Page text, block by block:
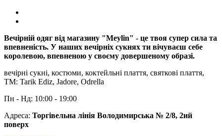
Вечірній одяг від магазину "Meylin" - це твоя супер сила та
впевненість. У наших вечірніх сукнях ти вічуваєш себе
королевою, впевненою у своєму довершеному образі.
вечірні сукні, костюми, коктейльні плаття, святкові плаття,
ТМ: Tarik Ediz, Jadore, Odrella
Пн - Нд: 10:00 - 19:00
Адреса: Торгівельна лінія Володимирська № 2/8, 2ий
поверх